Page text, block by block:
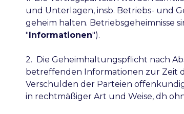
und Unterlagen, insb. Betriebs- und
geheim halten. Betriebsgeheimnisse
" Informationen").
2. Die Geheimhaltungspflicht nach
betreffenden Informationen zur Zeit
Verschulden der Parteien
in rechtmäßiger Art und Weise, dh